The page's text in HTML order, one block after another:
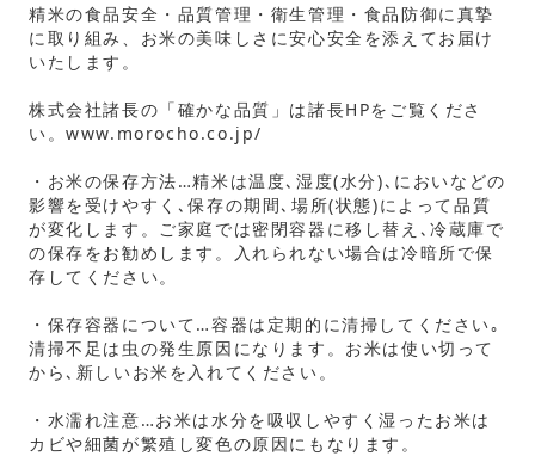
精米の食品安全・品質管理・衛生管理・食品防御に真摯
に取り組み、お米の美味しさに安心安全を添えてお届け
いたします。
株式会社諸長の「確かな品質」は諸長HPをご覧くださ
い。www.morocho.co.jp/
・お米の保存方法…精米は温度､湿度(水分)､においなどの
影響を受けやすく､保存の期間､場所(状態)によって品質
が変化します。ご家庭では密閉容器に移し替え､冷蔵庫で
の保存をお勧めします。入れられない場合は冷暗所で保
存してください。
・保存容器について…容器は定期的に清掃してください｡
清掃不足は虫の発生原因になります。お米は使い切って
から､新しいお米を入れてください。
・水濡れ注意…お米は水分を吸収しやすく湿ったお米は
カビや細菌が繁殖し変色の原因にもなります。